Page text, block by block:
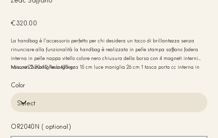
€320.00
La handbag è l'accessorio perfetto per chi desidera un tocco di brillantezza senza
rinunciare alla funzionalità la handbag è realizzata in pelle stampa saffiano fodera
interna in pelle nappa vitello colore nero chiusura della borsa con 4 magneti interni
nascosti 2 maniglie larghezza 15 cm luce maniglia 26 cm 1 tasca porta cc interna in
Misure 21x20x10 Peso 430 gr
Color
OR2040N (optional)